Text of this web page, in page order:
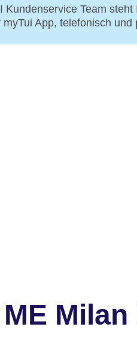
Team
App, telefonisch und
Milan